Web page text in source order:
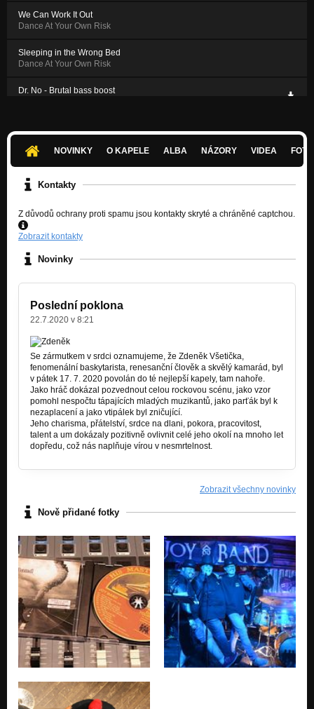
We Can Work It Out
Dance At Your Own Risk
Sleeping in the Wrong Bed
Dance At Your Own Risk
Dr. No - Brutal bass boost
Away From The Sun
Nezařazeno
NOVINKY O KAPELE ALBA NÁZORY VIDEA
Kontakty
Z důvodů ochrany proti spamu jsou kontakty skryté a chráněné captchou.
Zobrazit kontakty
Novinky
Poslední poklona
22.7.2020 v 8:21
Se zármutkem v srdci oznamujeme, že Zdeněk Všetička,
fenomenální baskytarista, renesanční člověk a skvělý kamarád, byl
v pátek 17. 7. 2020 povolán do té nejlepší kapely, tam nahoře.
Jako hráč dokázal pozvednout celou rockovou scénu, jako vzor
pomohl nespočtu tápajících mladých muzikantů, jako parťák byl k
nezaplacení a jako vtipálek byl zničující.
Jeho charisma, přátelství, srdce na dlani, pokora, pracovitost,
talent a um dokázaly pozitivně ovlivnit celé jeho okolí na mnoho let
dopředu, což nás naplňuje vírou v nesmrtelnost.
Zobrazit všechny novinky
Nově přidané fotky